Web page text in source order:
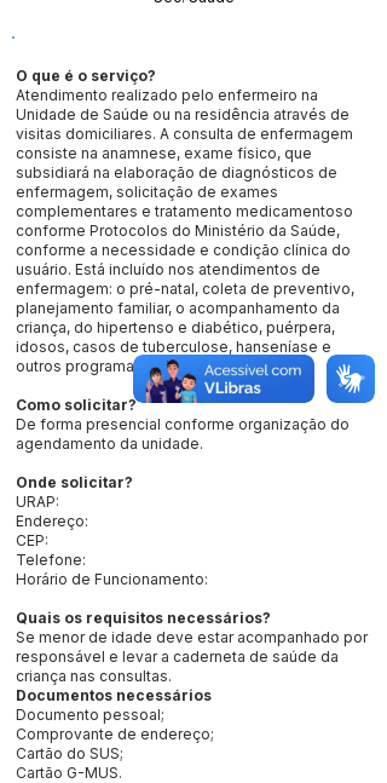
O que é o serviço?
Atendimento realizado pelo enfermeiro na
Unidade de Saúde ou na residência através de
visitas domiciliares. A consulta de enfermagem
consiste na anamnese, exame físico, que
subsidiará na elaboração de diagnósticos de
enfermagem, solicitação de exames
complementares e tratamento medicamentoso
conforme Protocolos do Ministério da Saúde,
conforme a necessidade e condição clínica do
usuário. Está incluído nos atendimentos de
enfermagem: o pré-natal, coleta de preventivo,
planejamento familiar, o acompanhamento da
criança, do hipertenso e diabético, puérpera,
idosos, casos de tuberculose, hanseníase e
outros programas do Ministério da Saúde.
Como solicitar?
De forma presencial conforme organização do
agendamento da unidade.
Onde solicitar?
URAP:
Endereço:
CEP:
Telefone:
Horário de Funcionamento:
Quais os requisitos necessários?
Se menor de idade deve estar acompanhado por
responsável e levar a caderneta de saúde da
criança nas consultas.
Documentos necessários
Documento pessoal;
Comprovante de endereço;
Cartão do SUS;
Cartão G-MUS.